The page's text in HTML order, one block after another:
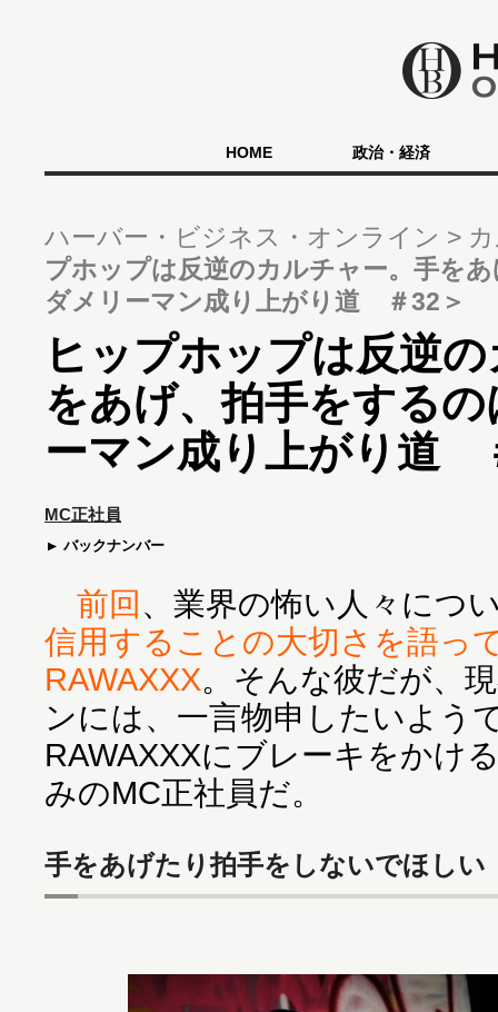
HOME 政治・経済
ハーバー・ビジネス・オンライン
プホップは反逆のカルチャー。手を
ダメリーマン成り上がり道 ＃32＞
ヒップホップは反逆
をあげ、拍手をする
ーマン成り上がり道
MC正社員
バックナンバー
前回、業界の怖い人々につ
信用することの大切さを語っ
RAWAXXX。そんな彼だが、
ンには、一言物申したいよ
RAWAXXXにブレーキをかけ
みのMC正社員だ。
手をあげたり拍手をしないでほしい